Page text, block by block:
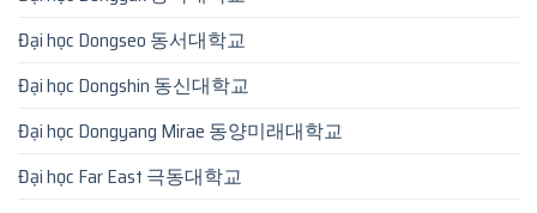
Đại học Dongseo 동서대학교
Đại học Dongshin 동신대학교
Đại học Dongyang Mirae 동양미래대학교
Đại học Far East 극동대학교